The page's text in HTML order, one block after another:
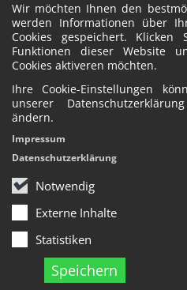
Wir möchten Ihnen den
werden Informationen über
Cookies gespeichert.
Funktionen dieser Website
Cookies aktiveren möchten.
Ihre Cookie-Einstellungen
unserer
ändern.
Notwendig
Externe Inhalte
Statistiken
Speichern
Impressum
Datenschutzerklärung